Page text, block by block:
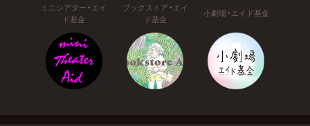
ミニシアター・エイ
ド基金
ブックストア・エイ
ド基金
小劇場・エイド基金